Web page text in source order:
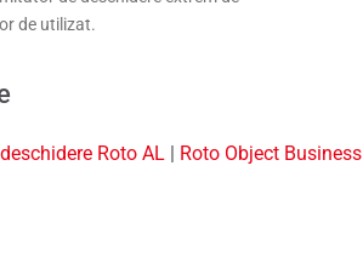
de utilizat.
Roto AL | Roto Object Business